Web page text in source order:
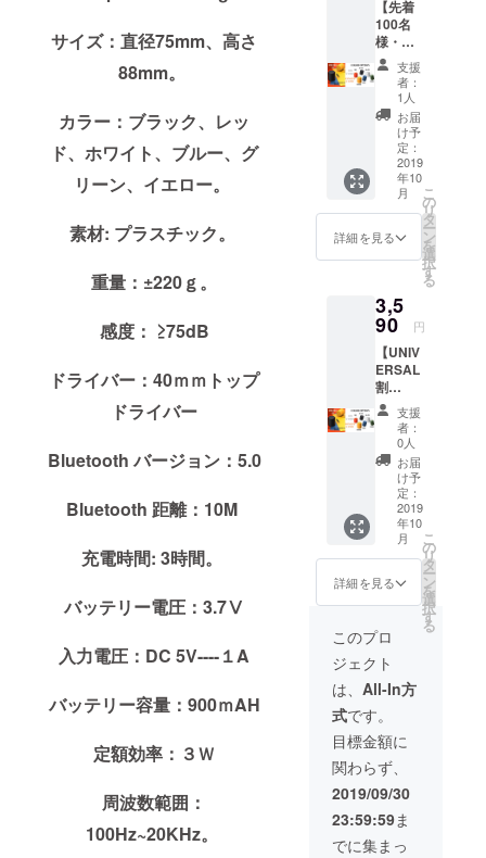
サイズ：直径75mm、高さ
88mm。
カラー：ブラック、レッ
ド、ホワイト、ブルー、グ
リーン、イエロー。
素材: プラスチック。
重量：±220ｇ。
感度： ≥75dB
ドライバー：40ｍｍトップ
ドライバー
Bluetooth バージョン：5.0
Bluetooth 距離：10M
充電時間: 3時間。
バッテリー電圧：3.7Ⅴ
入力電圧：DC 5V----１A
バッテリー容量：900ｍAH
定額効率：３Ｗ
周波数範囲：
100Hz~20KHz。
円)
2.Red(2
990円)
3.Silver
(2990
4.Blue(
2990)
5.Green
(2990)
(Sanag
X6 ワイ
ヤレス
スピー
・
Sanag
X6ワイ
ヤレス
スピー
カー1個
・
Sanag
X6 ソ
フトハ
ンドホ
ルダー
個 ・充
電用
USB
ケーブ
ル 1個
ニュア
本語、
英語、
語）
※50%O
FF／定
価5990
円
円 割引
価格：
【先着
100名
様・早
割
45％OF
F】【送
料も無
料で
す】 ス
ピー
カーカ
ラーオ
プショ
ン： 色
を選び
くださ
1.Black
(3290
円)
2.Red(3
290円)
3.Silver
(3290
4.Blue(
3290)
5.Green
(3290)
(Sanag
X6 ワイ
ヤレス
スピー
カー )
・
Sanag
X6ワイ
ヤレス
スピー
カー1個
・
Sanag
X6ソフ
トハン
ドホル
ダー個
・充電
支援
者：
1人
お届
け予
定：
2019
年10
月
詳細を見る
こ
の
リ
タ
ー
ン
を
選
択
す
る
3,5
90 円
【UNIV
ERSAL
割
40％OF
F】【送
料も無
料で
す】 ス
ピー
カーカ
ラーオ
プショ
ン： 色
を選び
くださ
い:
1.Black
(3590
円)
2.Red(3
590円)
3.Silver
(3590
円)
4.Blue(
3590)
5.Green
(3590)
(Sanag
支援
者：
0人
お届
け予
定：
2019
年10
月
詳細を見る
こ
の
リ
タ
ー
ン
を
選
択
す
る
このプロ
ジェクト
は、 All-In方
式です。
目標金額に
関わらず、
2019/09/30
23:59:59ま
でに集まっ